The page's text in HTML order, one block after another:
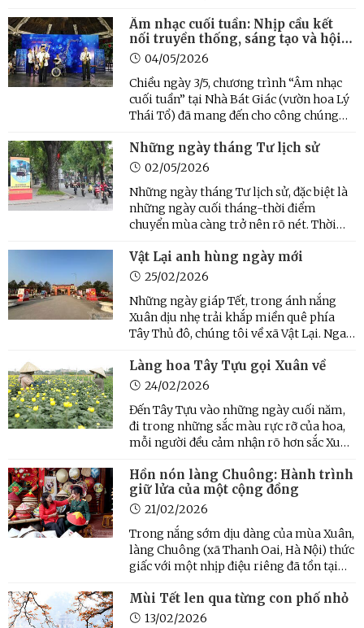
diễn mở, nơi âm nhạc hòa vào nhịp sống
phố đi bộ hồ Hoàn Kiếm. Từ những giai
điệu jazz kinh điển ...
Âm nhạc cuối tuần: Nhịp cầu kết
nối truyền thống, sáng tạo và hội
nhập04/05/2026
Chiều ngày 3/5, chương trình “Âm nhạc
cuối tuần” tại Nhà Bát Giác (vườn hoa Lý
Thái Tổ) đã mang đến cho công chúng
cảm xúc, nơi những giai điệu jazz phóng
khoáng hòa quyện cùng tinh thần Hà Nội
Những ngày tháng Tư lịch sử
02/05/2026
Những ngày tháng Tư lịch sử, đặc biệt là
những ngày cuối tháng-thời điểm
chuyển mùa càng trở nên rõ nét. Thời
mùa Xuân, nắng cũng chưa gay gắt như
chính Hạ, thỉnh thoảng lại xuất hiện
Vật Lại anh hùng ngày mới
25/02/2026
Những ngày giáp Tết, trong ánh nắng
Xuân dịu nhẹ trải khắp miền quê phía
Tây Thủ đô, chúng tôi về xã Vật Lại. Ngay
tượng cho diện mạo mới của vùng đất
giàu truyền thống, nhịp sống nơi đây đã
Làng hoa Tây Tựu gọi Xuân về
24/02/2026
Đến Tây Tựu vào những ngày cuối năm,
đi trong những sắc màu rực rỡ của hoa,
mỗi người đều cảm nhận rõ hơn sắc Xuân
hoa Tây Tựu (phường Tây Tựu, thành
phố Hà Nội) tất bật chăm sóc những
luống hoa đang vào kỳ kết ...
Hồn nón làng Chuông: Hành trình
giữ lửa của một cộng đồng
21/02/2026
Trong nắng sớm dịu dàng của mùa Xuân,
làng Chuông (xã Thanh Oai, Hà Nội) thức
giấc với một nhịp điệu riêng đã tồn tại
cộ ồn ào hay nhịp sống gấp gáp của đô
thị, mà là âm thanh êm đềm của những
Mùi Tết len qua từng con phố nhỏ
13/02/2026